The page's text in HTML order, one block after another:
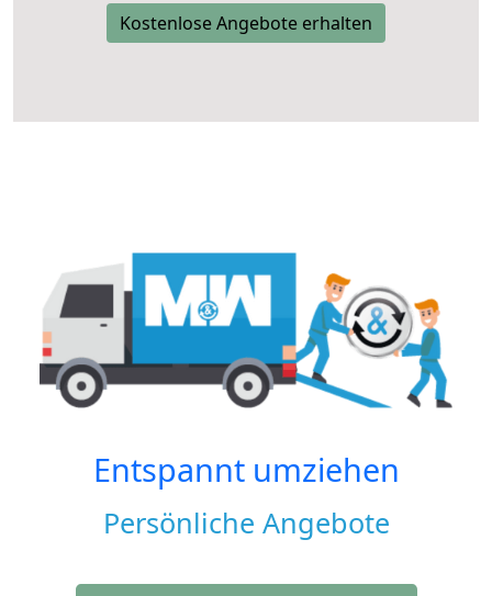
Kostenlose Angebote erhalten
Entspannt umziehen
Persönliche Angebote